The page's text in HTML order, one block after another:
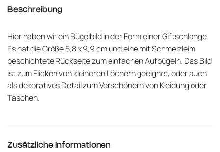
Beschreibung
Hier haben wir ein Bügelbild in der Form einer Giftschlange.
Es hat die Größe 5,8 x 9,9 cm und eine mit Schmelzleim
beschichtete Rückseite zum einfachen Aufbügeln. Das Bild
ist zum Flicken von kleineren Löchern geeignet, oder auch
als dekoratives Detail zum Verschönern von Kleidung oder
Taschen.
Zusätzliche Informationen